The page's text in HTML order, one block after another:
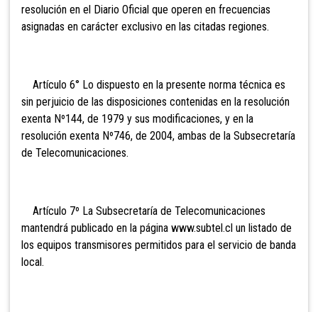
resolución en el Diario Oficial que operen en frecuencias
asignadas en carácter exclusivo en las citadas regiones.
Artículo 6° Lo dispuesto en la presente norma técnica es
sin perjuicio de las disposiciones contenidas en la resolución
exenta Nº144, de 1979 y sus modificaciones, y en la
resolución exenta Nº746, de 2004, ambas de la Subsecretaría
de Telecomunicaciones.
Artículo 7º La Subsecretaría de Telecomunicaciones
mantendrá publicado en la página www.subtel.cl un listado de
los equipos transmisores permitidos para el servicio de banda
local.